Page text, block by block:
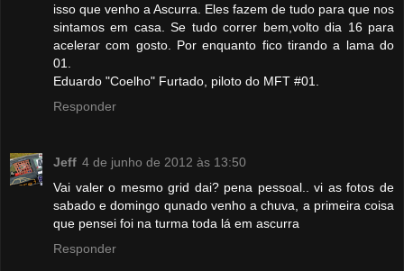
isso que venho a Ascurra. Eles fazem de tudo para que nos
sintamos em casa. Se tudo correr bem,volto dia 16 para
acelerar com gosto. Por enquanto fico tirando a lama do
01.
Eduardo "Coelho" Furtado, piloto do MFT #01.
Responder
Jeff 4 de junho de 2012 às 13:50
Vai valer o mesmo grid dai? pena pessoal.. vi as fotos de
sabado e domingo qunado venho a chuva, a primeira coisa
que pensei foi na turma toda lá em ascurra
Responder